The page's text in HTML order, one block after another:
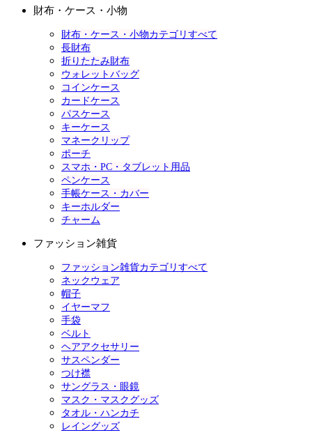
財布・ケース・小物
財布・ケース・小物カテゴリすべて
長財布
折りたたみ財布
ウォレットバッグ
コインケース
カードケース
パスケース
キーケース
マネークリップ
ポーチ
スマホ・PC・タブレット用品
ペンケース
手帳ケース・カバー
キーホルダー
チャーム
ファッション雑貨
ファッション雑貨カテゴリすべて
ネックウェア
帽子
イヤーマフ
手袋
ベルト
ヘアアクセサリー
サスペンダー
つけ襟
サングラス・眼鏡
マスク・マスクグッズ
タオル・ハンカチ
レイングッズ